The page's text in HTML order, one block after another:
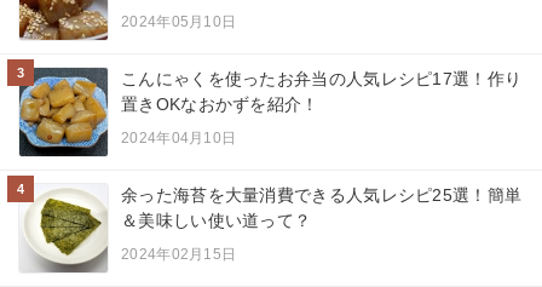
2024年05月10日
3
こんにゃくを使ったお弁当の人気レシピ17選！作り
置きOKなおかずを紹介！
2024年04月10日
4
余った海苔を大量消費できる人気レシピ25選！簡単
＆美味しい使い道って？
2024年02月15日